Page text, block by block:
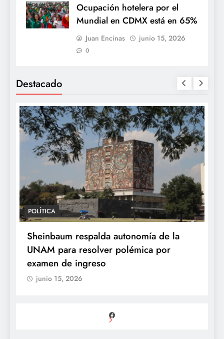
Ocupación hotelera por el
Mundial en CDMX está en 65%
Juan Encinas junio 15, 2026
0
Destacado
POLÍTICA
Sheinbaum respalda autonomía de la
UNAM para resolver polémica por
examen de ingreso
junio 15, 2026